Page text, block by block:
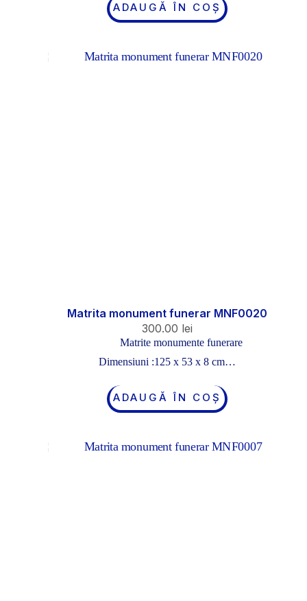
ADAUGĂ ÎN COȘ
Matrita monument funerar MNF0020
300.00 lei
Matrite monumente funerare
Dimensiuni :125 x 53 x 8 cm…
ADAUGĂ ÎN COȘ